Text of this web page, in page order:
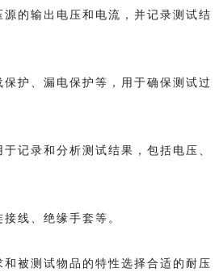
的输出电压和电流，并记录测试结
护、漏电保护等，用于确保测试过
记录和分析测试结果，包括电压、
线、绝缘手套等。
被测试物品的特性选择合适的耐压